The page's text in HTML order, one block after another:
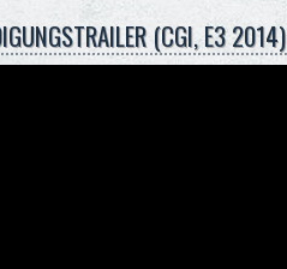
(CGI, E3 2014)